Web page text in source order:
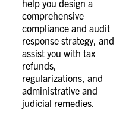
help you design a
comprehensive
compliance and audit
response strategy, and
assist you with tax
refunds,
regularizations, and
administrative and
judicial remedies.